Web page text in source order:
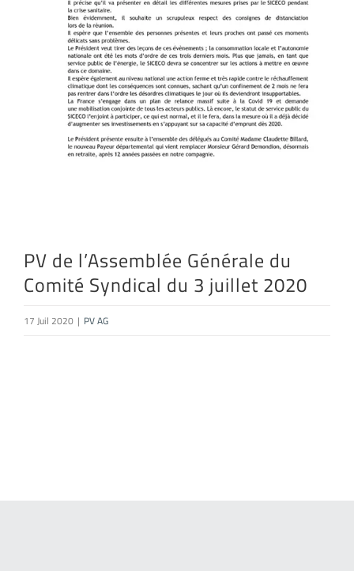
PV de l’Assemblée Générale du
Comité Syndical du 3 juillet 2020
17 Juil 2020 | PV AG